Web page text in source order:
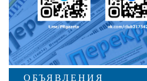
ОБЪЯВЛЕНИЯ